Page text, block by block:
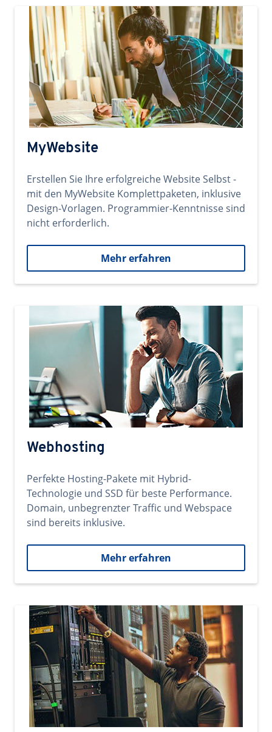
MyWebsite
Erstellen Sie Ihre erfolgreiche Website Selbst -
mit den MyWebsite Komplettpaketen, inklusive
Design-Vorlagen. Programmier-Kenntnisse sind
nicht erforderlich.
Mehr erfahren
Webhosting
Perfekte Hosting-Pakete mit Hybrid-
Technologie und SSD für beste Performance.
Domain, unbegrenzter Traffic und Webspace
sind bereits inklusive.
Mehr erfahren